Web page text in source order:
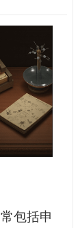
包括申